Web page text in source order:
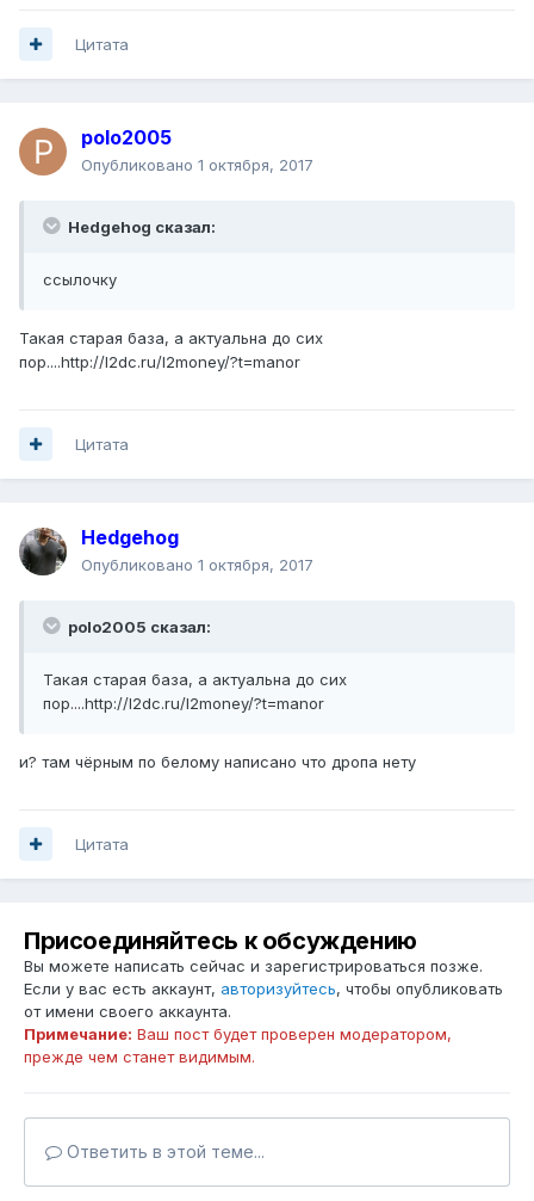
Цитата
polo2005
Опубликовано 1 октября, 2017
Hedgehog сказал:
ссылочку
Такая старая база, а актуальна до сих
пор....http://l2dc.ru/l2money/?t=manor
Цитата
Hedgehog
Опубликовано 1 октября, 2017
polo2005 сказал:
Такая старая база, а актуальна до сих
пор....http://l2dc.ru/l2money/?t=manor
и? там чёрным по белому написано что дропа нету
Цитата
Присоединяйтесь к обсуждению
Вы можете написать сейчас и зарегистрироваться позже.
Если у вас есть аккаунт, авторизуйтесь, чтобы опубликовать
от имени своего аккаунта.
Примечание: Ваш пост будет проверен модератором,
прежде чем станет видимым.
Ответить в этой теме...